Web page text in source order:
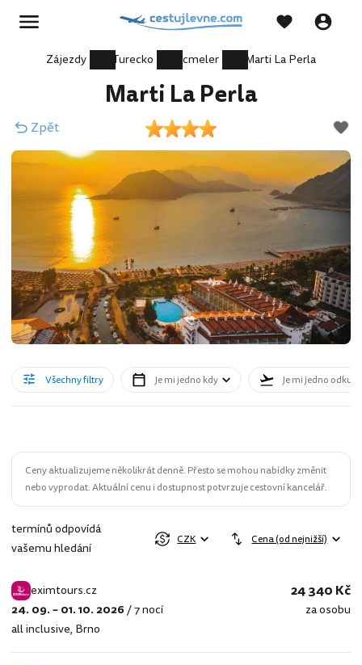
Zájezdy Turecko Icmeler Marti La Perla
Marti La Perla
Zpět
Všechny filtry Je mi jedno kdy Je mi jedno odkud
Ceny aktualizujeme několikrát denně. Přesto se mohou nabídky změnit
nebo vyprodat. Aktuální cenu i dostupnost potvrzuje cestovní kancelář.
termínů odpovídá
vašemu hledání
CZK Cena (od nejnižší)
eximtours.cz
eximtours.cz
24. 09. – 01. 10. 2026/7 nocí
all inclusive, Brno
24 340 Kč
za osobu